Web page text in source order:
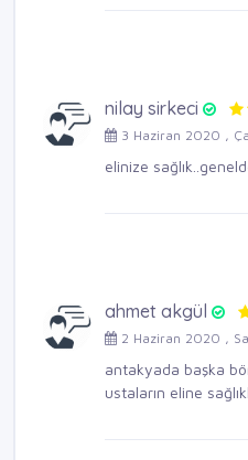
nilay sirkeci
3 Haziran 2020 ,
elinize
ahmet akgül
2 Haziran 2020 ,
antakyada başka
ustaların eline